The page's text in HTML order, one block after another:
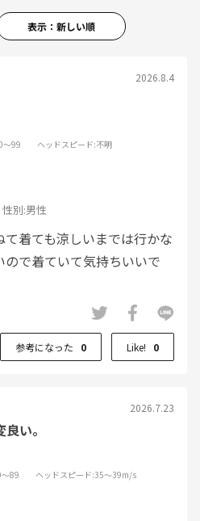
表示：新しい順
2026.8.4
～99 ヘッドスピード:不明
性別:男性
着ても涼しいまでは行かな
で着ていて気持ちいいで
参考になった 0 Like! 0
2026.7.23
い。
89 ヘッドスピード:35～39m/s